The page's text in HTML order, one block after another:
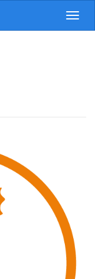
Menü